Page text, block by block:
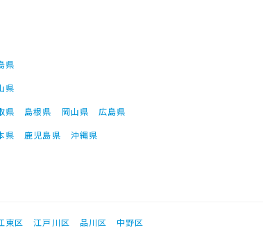
県
県
県 島根県 岡山県
広島県
県 鹿児島県 沖縄県
東区 江戸川区 品川区
中野区